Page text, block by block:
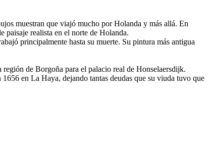
muestran que viajó mucho por Holanda y más allá. En
paisaje realista en el norte de Holanda.
principalmente hasta su muerte. Su pintura más antigua
de Borgoña para el palacio real de Honselaersdijk.
en La Haya, dejando tantas deudas que su viuda tuvo que